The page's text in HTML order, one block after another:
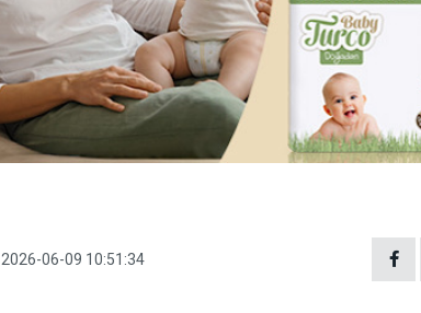
2026-06-09 10:51:34